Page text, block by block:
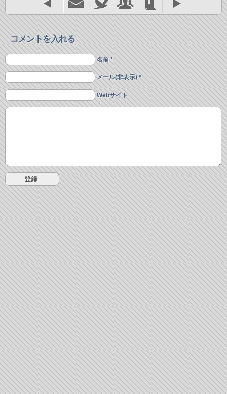
コメントを入れる
名前 *
メール(非表示) *
Webサイト